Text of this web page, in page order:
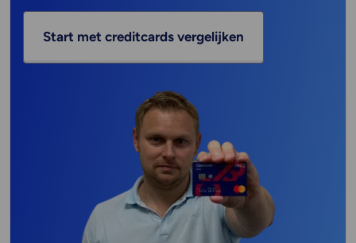
Start met creditcards vergelijken